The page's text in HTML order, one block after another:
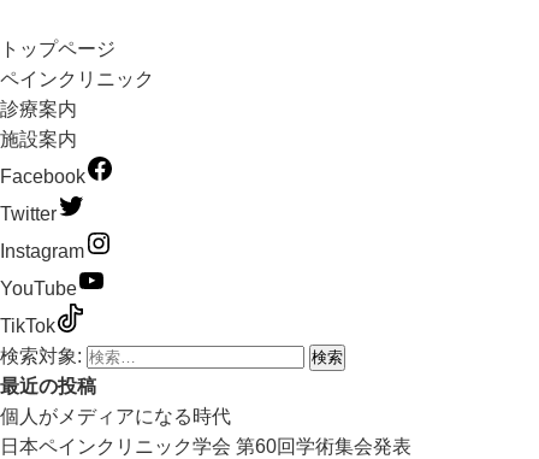
トップページ
ペインクリニック
診療案内
施設案内
Facebook
Twitter
Instagram
YouTube
TikTok
検索対象:
最近の投稿
個人がメディアになる時代
日本ペインクリニック学会 第60回学術集会発表